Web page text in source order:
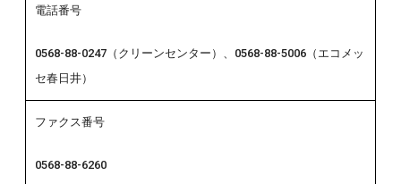
電話番号
0568-88-0247（クリーンセンター）、0568-88-5006（エコメッ
セ春日井）
ファクス番号
0568-88-6260